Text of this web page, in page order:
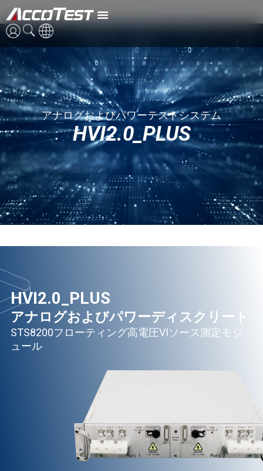
英語
中国語
日本語
HVI2.0_PLUS
アナログおよびパワーテストシステム
HVI2.0_PLUS
HVI2.0_PLUS
アナログおよびパワーディスクリート
STS8200フローティング高電圧VIソース測定モジ
ュール